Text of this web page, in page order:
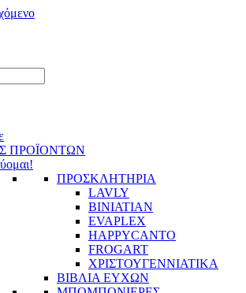
ΠΡΟΪΟΝΤΩΝ
ΠΡΟΣΚΛΗΤΗΡΙΑ
LAVLY
BINIATIAN
EVAPLEX
HAPPYCANTO
FROGART
ΧΡΙΣΤΟΥΓΕΝΝΙΑΤΙΚΑ
ΒΙΒΛΙΑ ΕΥΧΩΝ